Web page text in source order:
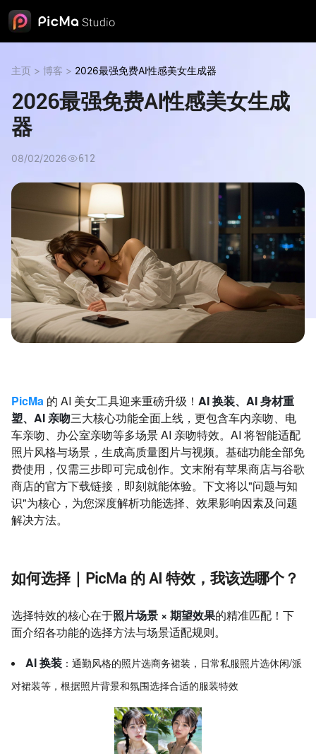
主页 > 博客 > 2026最强免费AI性感美女生成器
2026最强免费AI性感美女生成
器
08/02/2026 612
PicMa 的 AI 美女工具迎来重磅升级！ AI 换装、AI 身材重
塑、AI 亲吻三大核心功能全面上线，更包含车内亲吻、电
车亲吻、办公室亲吻等多场景 AI 亲吻特效。AI 将智能适配
照片风格与场景，生成高质量图片与视频。基础功能全部免
费使用，仅需三步即可完成创作。文末附有苹果商店与谷歌
商店的官方下载链接，即刻就能体验。下文将以"问题与知
识"为核心，为您深度解析功能选择、效果影响因素及问题
解决方法。
如何选择｜PicMa 的 AI 特效，我该选哪个？
选择特效的核心在于照片场景 × 期望效果的精准匹配！下
面介绍各功能的选择方法与场景适配规则。
AI 换装 ：通勤风格的照片选商务裙装，日常私服照片选休闲/派
对裙装等，根据照片背景和氛围选择合适的服装特效